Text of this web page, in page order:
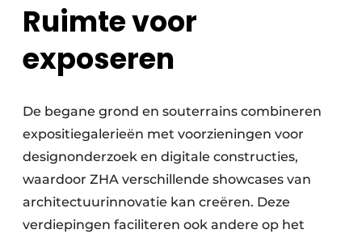
Ruimte voor
exposeren
De begane grond en souterrains combineren
expositiegalerieën met voorzieningen voor
designonderzoek en digitale constructies,
waardoor ZHA verschillende showcases van
architectuurinnovatie kan creëren. Deze
verdiepingen faciliteren ook andere op het